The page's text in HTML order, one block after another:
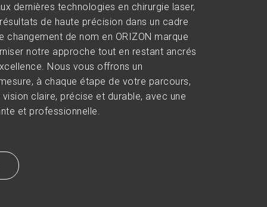
dernières technologies en chirurgie laser,
de haute précision dans un cadre
changement de nom en ORIZON marque
notre approche tout en restant ancrés
Nous vous offrons un
à chaque étape de votre parcours,
claire, précise et durable, avec une
et professionnelle.